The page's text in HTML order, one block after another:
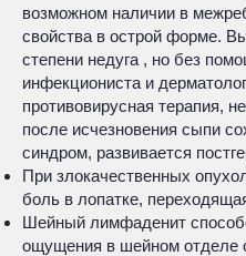
возможном наличии в
свойства в острой форме.
степени недуга , но без
инфекциониста и
противовирусная терапия,
после исчезновения сыпи
синдром, развивается
При злокачественных
боль в лопатке,
Шейный лимфаденит
ощущения в шейном отделе